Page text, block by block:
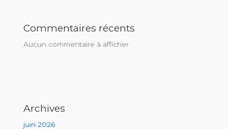
Commentaires récents
Aucun commentaire à afficher.
Archives
juin 2026